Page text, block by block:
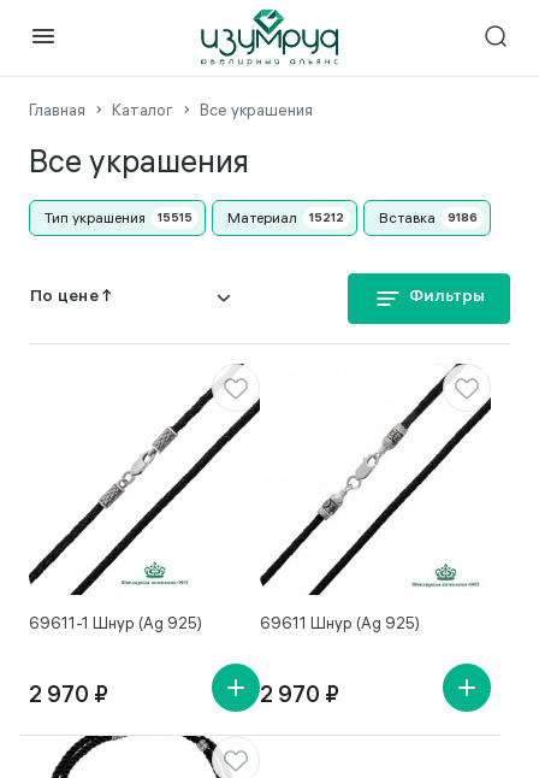
Главная Каталог Все украшения
Все украшения
Тип украшения Материал Вставка
Фильтры
69611-1 Шнур (Ag 925)
2 970 ₽
69611 Шнур (Ag 925)
2 970 ₽